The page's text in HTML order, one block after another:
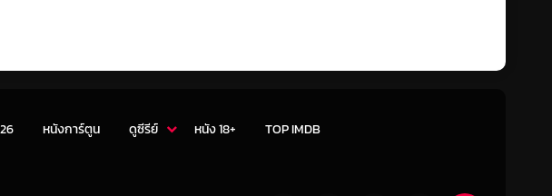
หนังการ์ตูน ดูซีรีย์ หนัง 18+ TOP IMDB